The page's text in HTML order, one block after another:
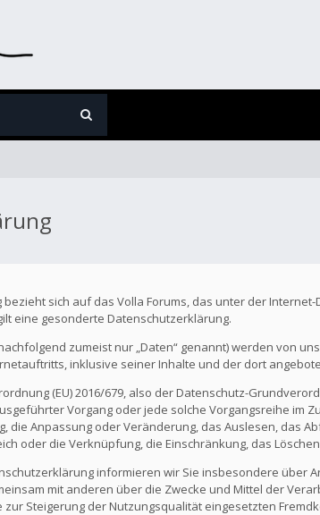
sich auf das Volla Forums, das unter der Internet-
eine gesonderte Datenschutzerklärung.
zumeist nur „Daten“ genannt) werden von
inklusive seiner Inhalte und der dort
(EU) 2016/679, also der Datenschutz-
Vorgang oder jede solche Vorgangsreihe im
die Anpassung oder Veränderung, das Auslesen, das
oder die Verknüpfung, die Einschränkung, das
informieren wir Sie insbesondere über
mit anderen über die Zwecke und Mittel der
zur Steigerung der Nutzungsqualität eingesetzten